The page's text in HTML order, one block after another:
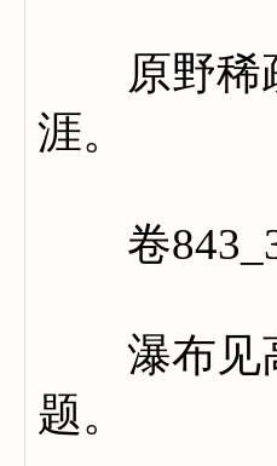
原野稀疏
涯。
卷843_3
瀑布见高
题。